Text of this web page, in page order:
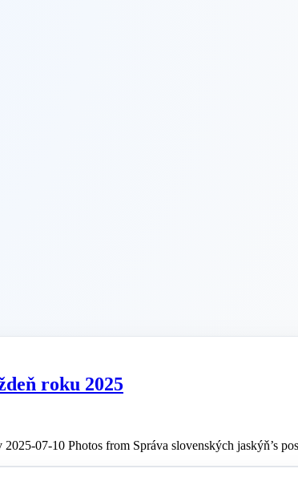
roku 2025
07-10 Photos from Správa slovenských jaskýň’s